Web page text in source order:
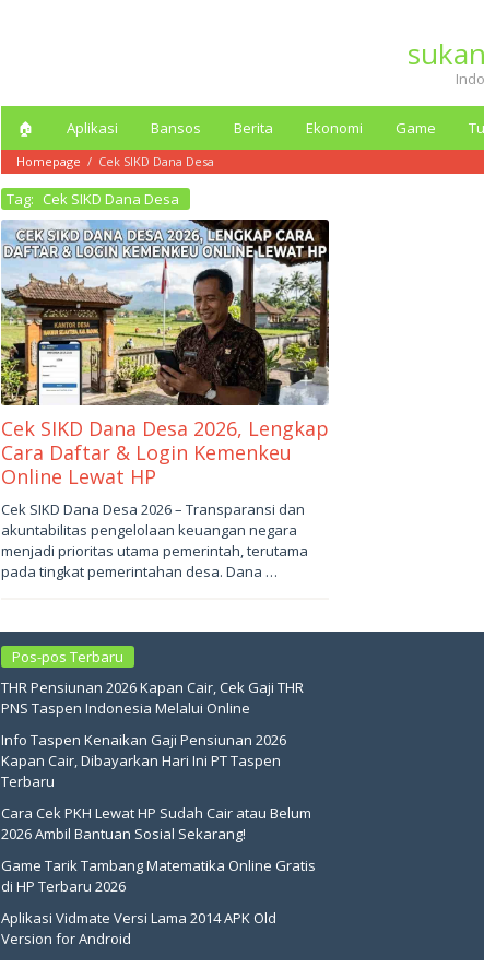
🏠︎ Aplikasi Bansos Berita Ekonomi Game
Homepage / Cek SIKD Dana Desa
Tag: Cek SIKD Dana Desa
Cek SIKD Dana Desa 2026, Lengkap
Cara Daftar & Login Kemenkeu
Online Lewat HP
Mei
3,
oleh
sukantengah
Cek SIKD Dana Desa 2026 – Transparansi dan
akuntabilitas pengelolaan keuangan negara
menjadi prioritas utama pemerintah, terutama
pada tingkat pemerintahan desa. Dana …
Pos-pos Terbaru
THR Pensiunan 2026 Kapan Cair, Cek Gaji THR
PNS Taspen Indonesia Melalui Online
Info Taspen Kenaikan Gaji Pensiunan 2026
Kapan Cair, Dibayarkan Hari Ini PT Taspen
Terbaru
Cara Cek PKH Lewat HP Sudah Cair atau Belum
2026 Ambil Bantuan Sosial Sekarang!
Game Tarik Tambang Matematika Online Gratis
di HP Terbaru 2026
Aplikasi Vidmate Versi Lama 2014 APK Old
Version for Android